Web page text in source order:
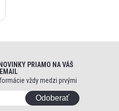
PRIAMO NA VÁŠ
EMAIL
vždy medzi prvými
Odoberať